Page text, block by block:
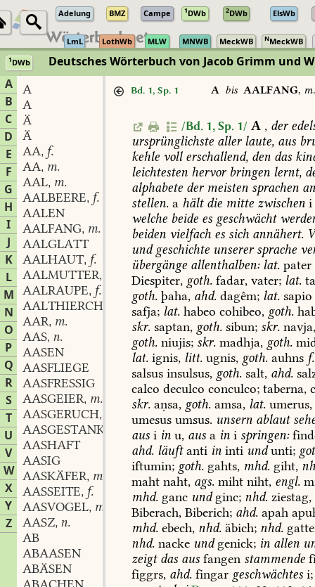
Adelung BMZ Campe 1DWb 2DWb ElsWb
LmL LothWb MLW MNWB MeckWB NMeckWB
1DWb Deutsches Wörterbuch von Jacob Grimm und
A
B
C
D
E
F
G
H
I
J
K
L
M
N
O
P
Q
R
S
T
U
V
W
X
Y
Z
A
A
Ä
Ä
AA, f.
AA, m.
AAL, m.
AALBEERE, f.
AALEN
AALFANG, m.
AALGLATT
AALHAUT, f.
AALMUTTER,
AALRAUPE, f.
AALTHIERCHEN
n.
AAR, m.
AAS, n.
AASEN
AASFLIEGE
AASFRESSIG
AASGEIER, m.
AASGERUCH,
AASGESTANK
AASHAFT
AASIG
AASKÄFER, m.
AASSEITE, f.
AASVOGEL, m.
AASZ, n.
AB
ABAASEN
ABÄSEN
Bd. 1, Sp. 1 Abis AALFANG, m.
/Bd. 1, Sp. 1/ A , der
ursprünglichste allerlaute, aus
kehle vollerschallend, den das
leichtesten hervorbringen lernt,
alphabete dermeisten sprachen
stellen. a hältdie mitte zwischen i
welche beide es geschwächt
beiden vielfach es sich annähert.
undgeschichte unserersprache
übergänge allenthalben:lat. pater
Diespiter, goth. fadar, vater; lat.
goth. þaha, ahd. dagêm; lat. sapio
safja; lat. habeo cohibeo, goth.
skr. saptan, goth. sibun; skr.
goth. niujis; skr. madhja, goth.
lat. ignis, litt. ugnis, goth. auhns f.
salsus insulsus, goth. salt, ahd.
calco deculco conculco; taberna,
skr. aṇsa, goth. amsa, lat. umerus,
umesus umsus. unsern ablaut
aus i in u, aus a in i springen:
ahd. läuftanti in inti undunti;
iftumin; goth. gahts, mhd. giht,
maht naht, ags. miht niht, engl.
mhd. ganc undginc; nhd. ziestag,
Biberach, Biberich; ahd. apah
mhd. ebech, nhd. äbich; nhd.
nhd. nacke undgenick; in allen
zeigtdas aus fangen stammende
figgrs, ahd. fingar geschwächtes i;